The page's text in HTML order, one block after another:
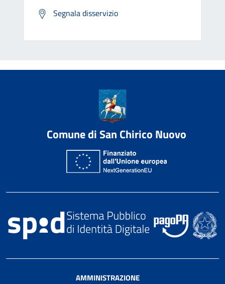
Segnala disservizio
Comune di San Chirico Nuovo
AMMINISTRAZIONE